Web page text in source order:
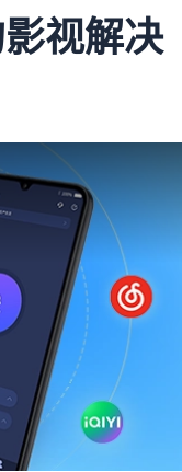
视解决